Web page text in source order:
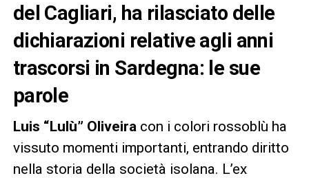
del Cagliari, ha rilasciato delle
dichiarazioni relative agli anni
trascorsi in Sardegna: le sue
parole
Luis “Lulù” Oliveira con i colori rossoblù ha
vissuto momenti importanti, entrando diritto
nella storia della società isolana. L’ex